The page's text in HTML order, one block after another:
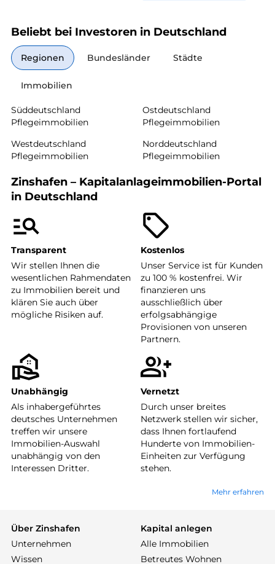
Beliebt bei Investoren in Deutschland
Regionen Bundesländer Städte
Immobilien
Süddeutschland
Pflegeimmobilien
Ostdeutschland
Pflegeimmobilien
Westdeutschland
Pflegeimmobilien
Norddeutschland
Pflegeimmobilien
Zinshafen – Kapitalanlageimmobilien-Portal
in Deutschland
Transparent
Wir stellen Ihnen die
wesentlichen Rahmendaten
zu Immobilien bereit und
klären Sie auch über
mögliche Risiken auf.
Kostenlos
Unser Service ist für Kunden
zu 100 % kostenfrei. Wir
finanzieren uns
ausschließlich über
erfolgsabhängige
Provisionen von unseren
Partnern.
Unabhängig
Als inhabergeführtes
deutsches Unternehmen
treffen wir unsere
Immobilien-Auswahl
unabhängig von den
Interessen Dritter.
Vernetzt
Durch unser breites
Netzwerk stellen wir sicher,
dass Ihnen fortlaufend
Hunderte von Immobilien-
Einheiten zur Verfügung
stehen.
Mehr erfahren
Über Zinshafen
Unternehmen
Wissen
Kapital anlegen
Alle Immobilien
Betreutes Wohnen